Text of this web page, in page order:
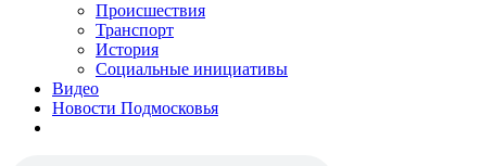
Происшествия
Транспорт
История
Социальные инициативы
Видео
Новости Подмосковья